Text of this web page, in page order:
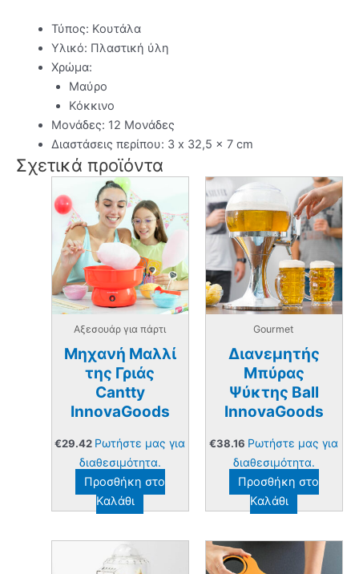
Τύπος: Κουτάλα
Υλικό: Πλαστική ύλη
Χρώμα:
Μαύρο
Κόκκινο
Μονάδες: 12 Μονάδες
Διαστάσεις περίπου: 3 x 32,5 x 7 cm
Σχετικά προϊόντα
Αξεσουάρ για πάρτι
Μηχανή Μαλλί
της Γριάς
Cantty
InnovaGoods
€29.42 Ρωτήστε μας για
διαθεσιμότητα.
Προσθήκη στο
Καλάθι
Gourmet
Διανεμητής
Μπύρας
Ψύκτης Ball
InnovaGoods
€38.16 Ρωτήστε μας για
διαθεσιμότητα.
Προσθήκη στο
Καλάθι